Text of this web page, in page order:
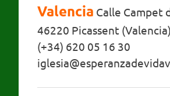
Valencia Calle Campet
46220 Picassent
(+34) 620 05 16 30